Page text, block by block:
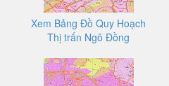
Xem Bảng Đồ Quy Hoạch
Thị trấn Ngô Đồng